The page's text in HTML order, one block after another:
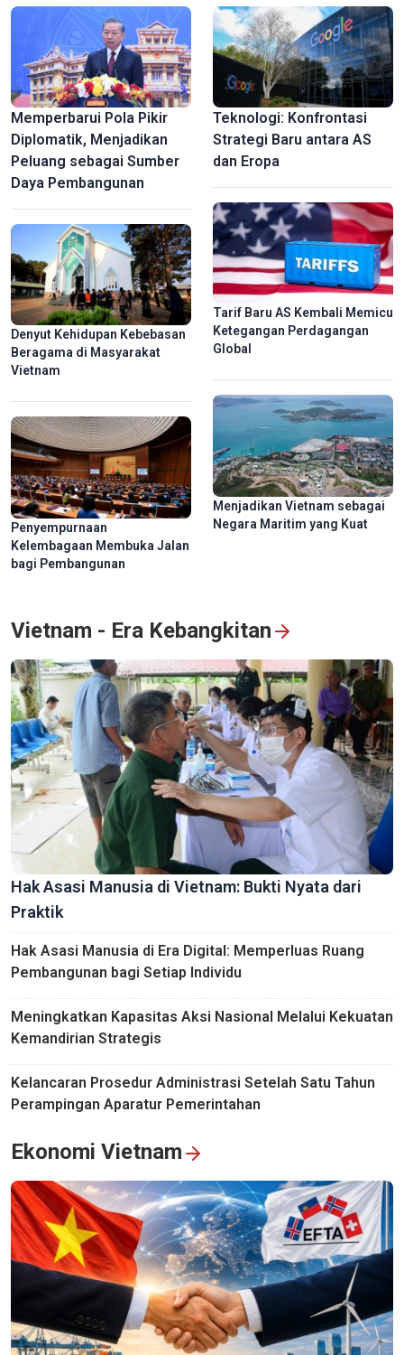
Memperbarui Pola Pikir
Diplomatik, Menjadikan
Peluang sebagai Sumber
Daya Pembangunan
Denyut Kehidupan Kebebasan
Beragama di Masyarakat
Vietnam
Penyempurnaan
Kelembagaan Membuka Jalan
bagi Pembangunan
Teknologi: Konfrontasi
Strategi Baru antara AS
dan Eropa
Tarif Baru AS Kembali Memicu
Ketegangan Perdagangan
Global
Menjadikan Vietnam sebagai
Negara Maritim yang Kuat
Vietnam - Era Kebangkitan
Hak Asasi Manusia di Vietnam: Bukti Nyata dari
Praktik
Hak Asasi Manusia di Era Digital: Memperluas Ruang
Pembangunan bagi Setiap Individu
Meningkatkan Kapasitas Aksi Nasional Melalui Kekuatan
Kemandirian Strategis
Kelancaran Prosedur Administrasi Setelah Satu Tahun
Perampingan Aparatur Pemerintahan
Ekonomi Vietnam